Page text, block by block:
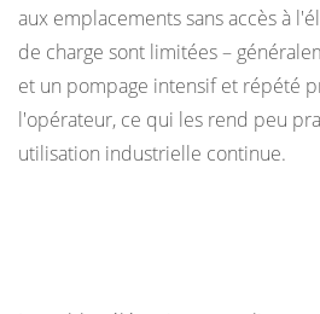
13.4
Une
table
élévatrice
peut-
mesure
aux emplacements sans accès à
de charge sont limitées –
et un pompage intensif et répété
l'opérateur, ce qui les rend peu
utilisation industrielle continue.